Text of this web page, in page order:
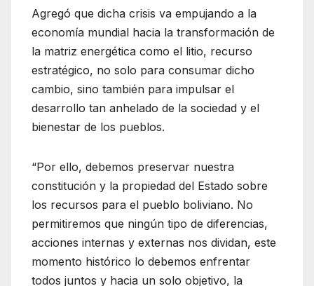
Agregó que dicha crisis va empujando a la
economía mundial hacia la transformación de
la matriz energética como el litio, recurso
estratégico, no solo para consumar dicho
cambio, sino también para impulsar el
desarrollo tan anhelado de la sociedad y el
bienestar de los pueblos.
“Por ello, debemos preservar nuestra
constitución y la propiedad del Estado sobre
los recursos para el pueblo boliviano. No
permitiremos que ningún tipo de diferencias,
acciones internas y externas nos dividan, este
momento histórico lo debemos enfrentar
todos juntos y hacia un solo objetivo, la